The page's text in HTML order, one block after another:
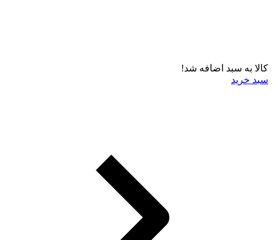
کالا به سبد اضافه شد!
سبد خرید